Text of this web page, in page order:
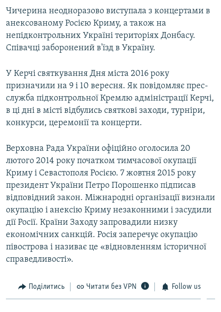
Чичерина неодноразово виступала з концертами в
анексованому Росією Криму, а також на
непідконтрольних Україні територіях Донбасу.
Співачці заборонений в'їзд в Україну.
У Керчі святкування Дня міста 2016 року
призначили на 9 і 10 вересня. Як повідомляє прес-
служба підконтрольної Кремлю адміністрації Керчі,
в ці дні в місті відбулись святкові заходи, турніри,
конкурси, церемонії та концерти.
Верховна Рада України офіційно оголосила 20
лютого 2014 року початком тимчасової окупації
Криму і Севастополя Росією. 7 жовтня 2015 року
президент України Петро Порошенко підписав
відповідний закон. Міжнародні організації визнали
окупацію і анексію Криму незаконними і засудили
дії Росії. Країни Заходу запровадили низку
економічних санкцій. Росія заперечує окупацію
півострова і називає це «відновленням історичної
справедливості».
Поділитись Читати без VPN Follow us